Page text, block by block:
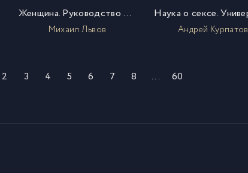
Женщина. Руководство продвинутого пользователя
Михаил Львов Андрей Курпатов
2 3 4 5 6 7 8 ... 60